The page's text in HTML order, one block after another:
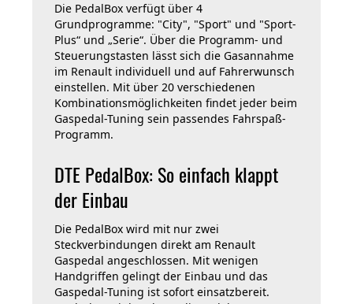
Die PedalBox verfügt über 4
Grundprogramme: "City", "Sport" und "Sport-
Plus“ und „Serie“. Über die Programm- und
Steuerungstasten lässt sich die Gasannahme
im Renault individuell und auf Fahrerwunsch
einstellen. Mit über 20 verschiedenen
Kombinationsmöglichkeiten findet jeder beim
Gaspedal-Tuning sein passendes Fahrspaß-
Programm.
DTE PedalBox: So einfach klappt
der Einbau
Die PedalBox wird mit nur zwei
Steckverbindungen direkt am Renault
Gaspedal angeschlossen. Mit wenigen
Handgriffen gelingt der Einbau und das
Gaspedal-Tuning ist sofort einsatzbereit.